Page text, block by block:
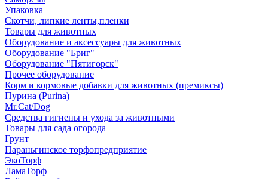
Упаковка
Скотчи, липкие ленты,пленки
Товары для животных
Оборудование и аксессуары для животных
Оборудование "Бриг"
Оборудование "Пятигорск"
Прочее оборудование
Корм и кормовые добавки для животных (премиксы)
Пурина (Purina)
Mr.Cat/Dog
Средства гигиены и ухода за животными
Товары для сада огорода
Грунт
Параньгинское торфопредприятие
ЭкоТорф
ЛамаТорф